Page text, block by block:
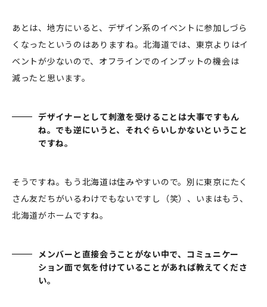
あとは、地方にいると、デザイン系のイベントに参加しづら
くなったというのはありますね。北海道では、東京よりはイ
ベントが少ないので、オフラインでのインプットの機会は
減ったと思います。
デザイナーとして刺激を受けることは大事ですもん
ね。でも逆にいうと、それぐらいしかないということ
ですね。
そうですね。もう北海道は住みやすいので。別に東京にたく
さん友だちがいるわけでもないですし（笑）、いまはもう、
北海道がホームですね。
メンバーと直接会うことがない中で、コミュニケー
ション面で気を付けていることがあれば教えてくださ
い。